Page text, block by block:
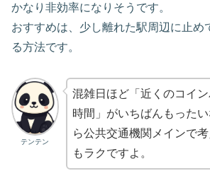
かなり非効率になりそうです。
おすすめは、少し離れた駅周辺に止め
る方法です。
テンテン
混雑日ほど「近くのコイ
時間」がいちばんもった
ら公共交通機関メインで
もラクですよ。